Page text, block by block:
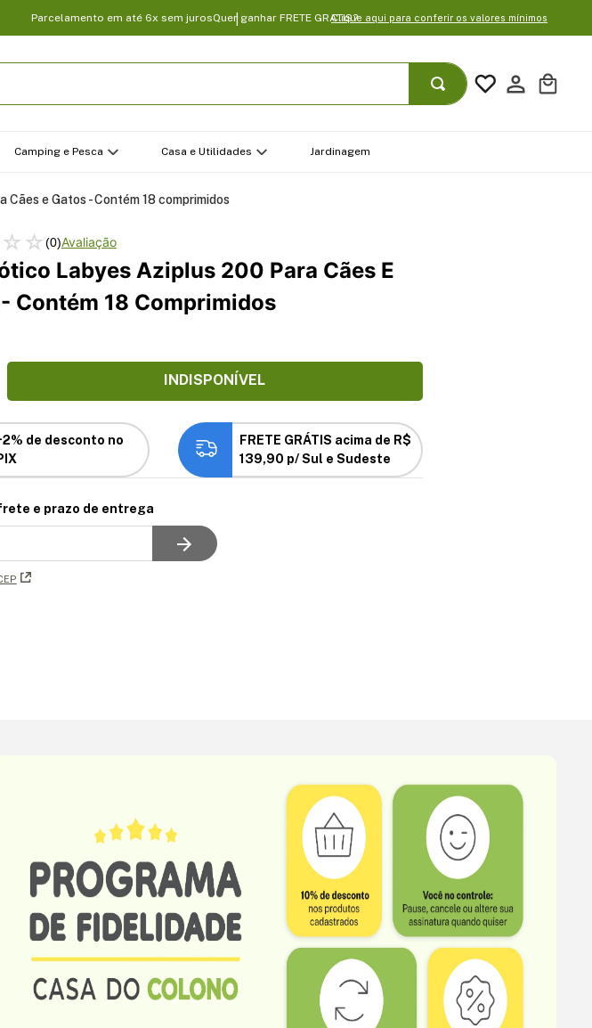
Parcelamento em até 6x sem jurosQuer ganhar FRETE GRATIS?Clique aqui para conferir os valores mínimos
Camping e Pesca Casa e Utilidades Jardinagem
e Gatos - Contém 18 comprimidos
☆ ☆(0)
Labyes Aziplus 200 Para Cães E
Contém 18 Comprimidos
INDISPONÍVEL
de desconto no
FRETE GRÁTIS acima de R$
139,90 p/ Sul e Sudeste
e prazo de entrega